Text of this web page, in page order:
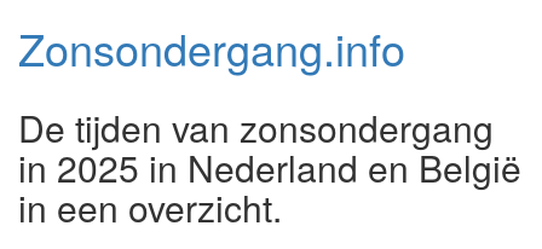
Zonsondergang.info
De tijden van zonsondergang
in 2025 in Nederland en België
in een overzicht.